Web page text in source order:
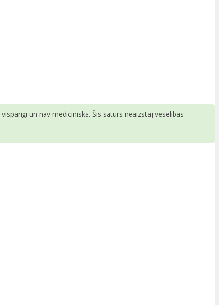
un nav medicīniska. Šis saturs neaizstāj veselības